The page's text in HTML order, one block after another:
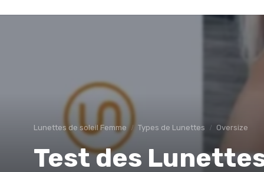
Lunettes de soleil Femme Types de Lunettes Oversize
Test des